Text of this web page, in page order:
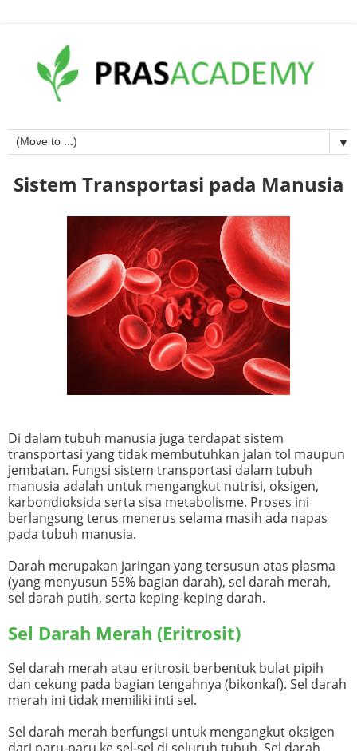
▼
Sistem Transportasi pada Manusia
Di dalam tubuh manusia juga terdapat sistem
transportasi yang tidak membutuhkan jalan tol maupun
jembatan. Fungsi sistem transportasi dalam tubuh
manusia adalah untuk mengangkut nutrisi, oksigen,
karbondioksida serta sisa metabolisme. Proses ini
berlangsung terus menerus selama masih ada napas
pada tubuh manusia.
Darah merupakan jaringan yang tersusun atas plasma
(yang menyusun 55% bagian darah), sel darah merah,
sel darah putih, serta keping-keping darah.
Sel Darah Merah (Eritrosit)
Sel darah merah atau eritrosit berbentuk bulat pipih
dan cekung pada bagian tengahnya (bikonkaf). Sel darah
merah ini tidak memiliki inti sel.
Sel darah merah berfungsi untuk mengangkut oksigen